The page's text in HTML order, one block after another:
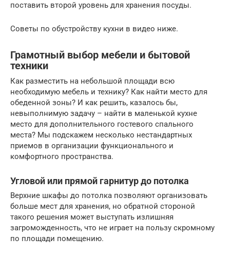
поставить второй уровень для хранения посуды.
Советы по обустройству кухни в видео ниже.
Грамотный выбор мебели и бытовой
техники
Как разместить на небольшой площади всю
необходимую мебель и технику? Как найти место для
обеденной зоны? И как решить, казалось бы,
невыполнимую задачу – найти в маленькой кухне
место для дополнительного гостевого спального
места? Мы подскажем несколько нестандартных
приемов в организации функционального и
комфортного пространства.
Угловой или прямой гарнитур до потолка
Верхние шкафы до потолка позволяют организовать
больше мест для хранения, но обратной стороной
такого решения может выступать излишняя
загроможденность, что не играет на пользу скромному
по площади помещению.